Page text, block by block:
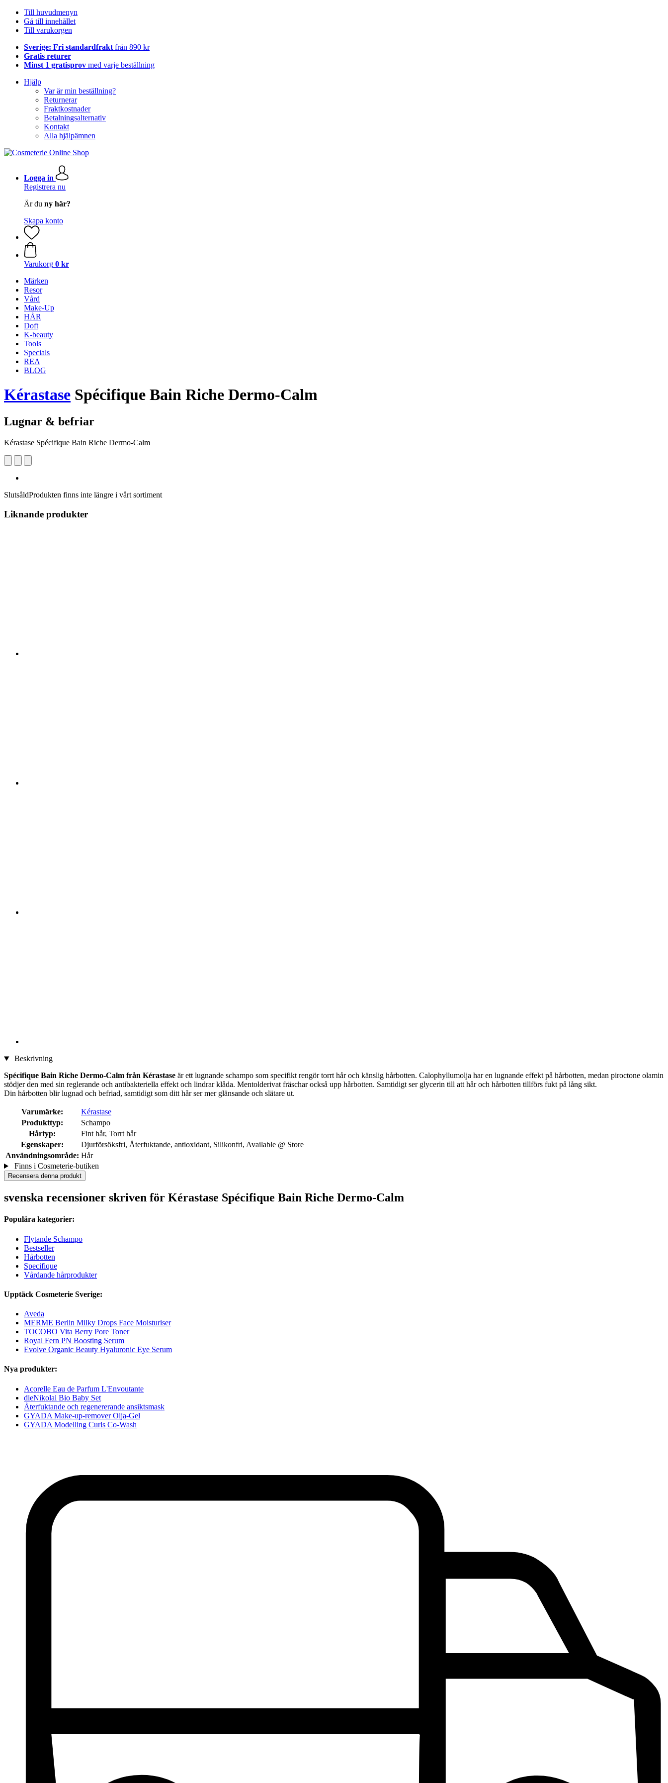
Till huvudmenyn
Gå till innehållet
Till varukorgen
Sverige: Fri standardfrakt från 890 kr
Gratis returer
Minst 1 gratisprov med varje beställning
Hjälp
Var är min beställning?
Returnerar
Fraktkostnader
Betalningsalternativ
Kontakt
Alla hjälpämnen
Logga in
Registrera nu
Är du ny här?
Skapa konto
Varukorg 0 kr
Märken
Resor
Vård
Make-Up
HÅR
Doft
K-beauty
Tools
Specials
REA
BLOG
Kérastase Spécifique Bain Riche Dermo-Calm
Lugnar & befriar
Kérastase Spécifique Bain Riche Dermo-Calm
SlutsåldProdukten finns inte längre i vårt sortiment
Liknande produkter
Beskrivning
Spécifique Bain Riche Dermo-Calm från Kérastase är ett lugnande schampo som specifikt rengör torrt hår och känslig hårbotten. Calophyllumolja har en lugnande effekt på hårbotten, medan piroctone olamin
stödjer den med sin reglerande och antibakteriella effekt och lindrar klåda. Mentolderivat fräschar också upp hårbotten. Samtidigt ser glycerin till att hår och hårbotten tillförs fukt på lång sikt.
Din hårbotten blir lugnad och befriad, samtidigt som ditt hår ser mer glänsande och slätare ut.
Varumärke:
Kérastase
Produkttyp:
Schampo
Hårtyp:
Fint hår, Torrt hår
Egenskaper:
Djurförsöksfri, Återfuktande, antioxidant, Silikonfri, Available @ Store
Användningsområde: Hår
Finns i Cosmeterie-butiken
Recensera denna produkt
svenska recensioner skriven för Kérastase Spécifique Bain Riche Dermo-Calm
Populära kategorier:
Flytande Schampo
Bestseller
Hårbotten
Specifique
Vårdande hårprodukter
Upptäck Cosmeterie Sverige:
Aveda
MERME Berlin Milky Drops Face Moisturiser
TOCOBO Vita Berry Pore Toner
Royal Fern PN Boosting Serum
Evolve Organic Beauty Hyaluronic Eye Serum
Nya produkter:
Acorelle Eau de Parfum L'Envoutante
dieNikolai Bio Baby Set
Återfuktande och regenererande ansiktsmask
GYADA Make-up-remover Olja-Gel
GYADA Modelling Curls Co-Wash